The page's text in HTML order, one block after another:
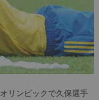
リンピックで久保選手